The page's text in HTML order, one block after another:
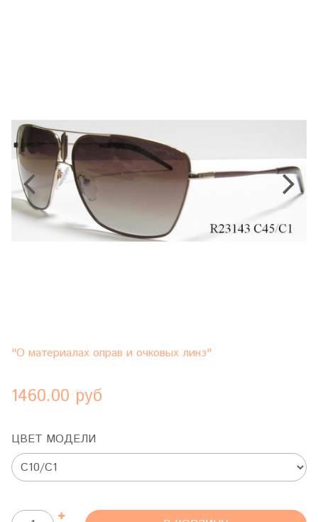
"О материалах оправ и очковых линз"
1460.00 руб
ЦВЕТ МОДЕЛИ